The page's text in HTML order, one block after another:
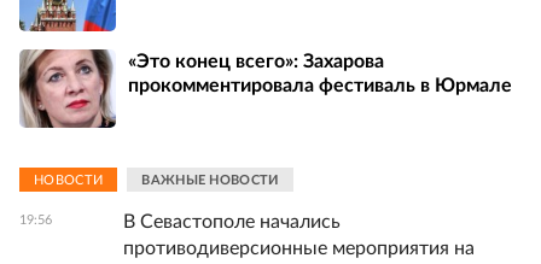
«Это конец всего»: Захарова
прокомментировала фестиваль в Юрмале
НОВОСТИ ВАЖНЫЕ НОВОСТИ
19:56
В Севастополе начались
противодиверсионные мероприятия на